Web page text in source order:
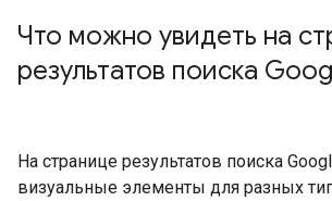
Что можно увидеть на
результатов поиска
На странице результатов поиска
визуальные элементы для разных